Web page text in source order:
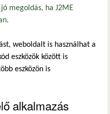
megoldás, ha J2ME
weboldalt is használhat a
eszközök között is
eszközön is
alkalmazás